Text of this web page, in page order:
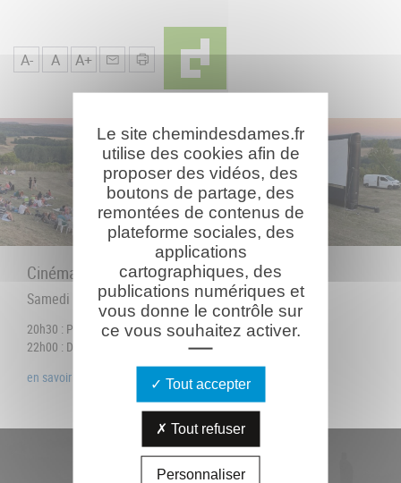
A- A A+
Cinéma de plein air
Samedi 10 août 2024
20h30 : Pique-nique
22h00 : Début du film « La Guerre des Lulus"
en savoir plus...
Le site chemindesdames.fr
utilise des cookies afin de
proposer des vidéos, des
boutons de partage, des
remontées de contenus de
plateforme sociales, des
applications
cartographiques, des
publications numériques et
vous donne le contrôle sur
ce vous souhaitez activer.
Tout accepter
Tout refuser
Personnaliser